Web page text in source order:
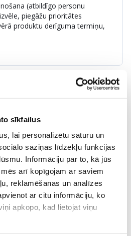
sīkfailus
lai personalizētu saturu un
saziņas līdzekļu funkcijas
Informāciju par to, kā jūs
arī kopīgojam ar saviem
reklamēšanas un analīzes
ar citu informāciju, ko
apkopo, kad lietojat viņu
(atbildīgo personu
piegāžu prioritātes
produktu derīguma termiņu,
pārvadātājiem;
pārvadātājiem un atbalsts
pilnām ciklam.
ātrā piedāvājumu sniegšana
un neizmantota